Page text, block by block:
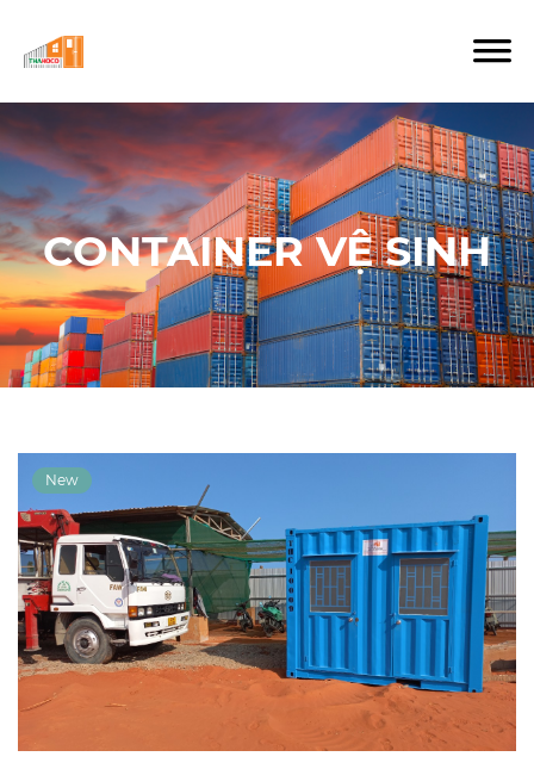
CONTAINER VỆ SINH